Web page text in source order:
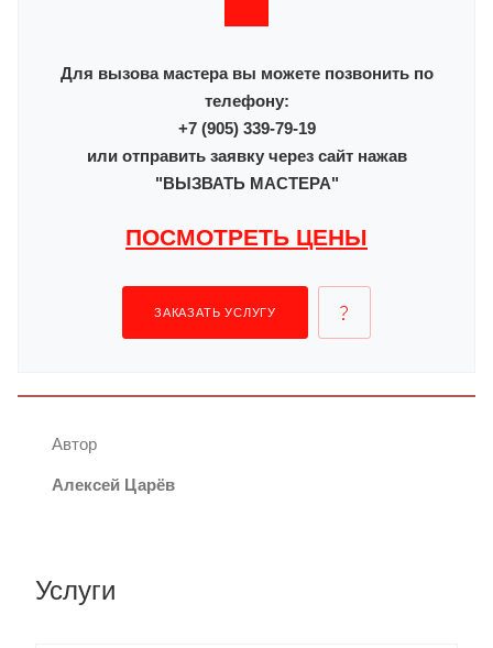
Для вызова мастера вы можете позвонить по
телефону:
+7 (905) 339-79-19
или отправить заявку через сайт нажав
"ВЫЗВАТЬ МАСТЕРА"
ПОСМОТРЕТЬ ЦЕНЫ
ЗАКАЗАТЬ УСЛУГУ
Автор
Алексей Царёв
Услуги